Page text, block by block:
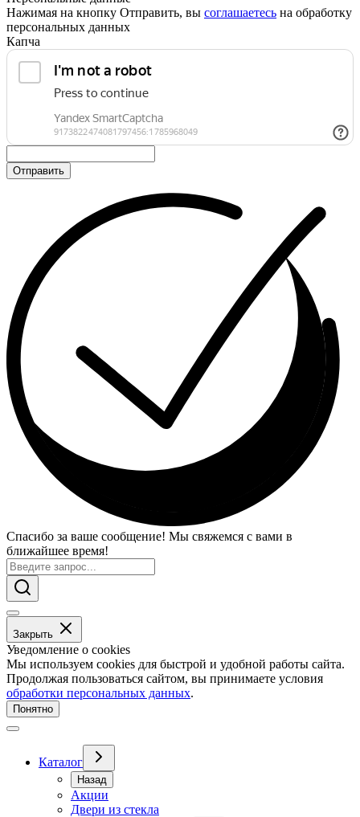
Нажимая на кнопку Отправить, вы соглашаетесь на обработку
персональных данных
Капча
Отправить
Спасибо за ваше сообщение! Мы свяжемся с вами в
ближайшее время!
Закрыть
Уведомление о cookies
Мы используем cookies для быстрой и удобной работы сайта.
Продолжая пользоваться сайтом, вы принимаете условия
обработки персональных данных.
Понятно
Каталог
Назад
Акции
Двери из стекла